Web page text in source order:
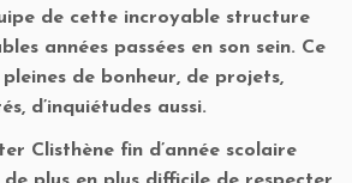
de cette incroyable structure
années passées en son sein. Ce
de bonheur, de projets,
d’inquiétudes aussi.
Clisthène fin d’année scolaire